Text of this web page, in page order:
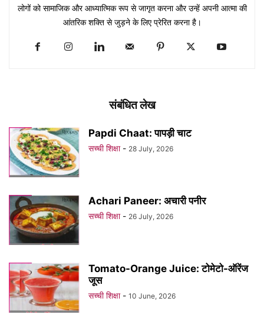
लोगों को सामाजिक और आध्यात्मिक रूप से जागृत करना और उन्हें अपनी आत्मा की
आंतरिक शक्ति से जुड़ने के लिए प्रेरित करना है।
संबंधित लेख
Papdi Chaat: पापड़ी चाट
सच्ची शिक्षा - 28 July, 2026
Achari Paneer: अचारी पनीर
सच्ची शिक्षा - 26 July, 2026
Tomato-Orange Juice: टोमेटो-ऑरेंज
जूस
सच्ची शिक्षा - 10 June, 2026